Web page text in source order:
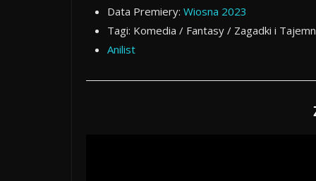
Data Premiery: Wiosna 2023
Tagi: Komedia / Fantasy / Zagadki i
Anilist